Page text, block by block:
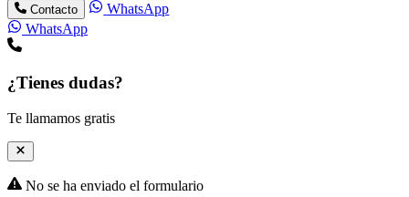
Contacto
WhatsApp
WhatsApp
¿Tienes dudas?
Te llamamos gratis
No se ha enviado el formulario